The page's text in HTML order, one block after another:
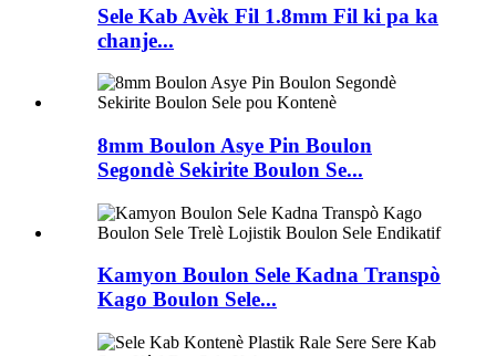
Sele Kab Avèk Fil 1.8mm Fil ki pa ka
chanje...
8mm Boulon Asye Pin Boulon
Segondè Sekirite Boulon Se...
Kamyon Boulon Sele Kadna Transpò
Kago Boulon Sele...